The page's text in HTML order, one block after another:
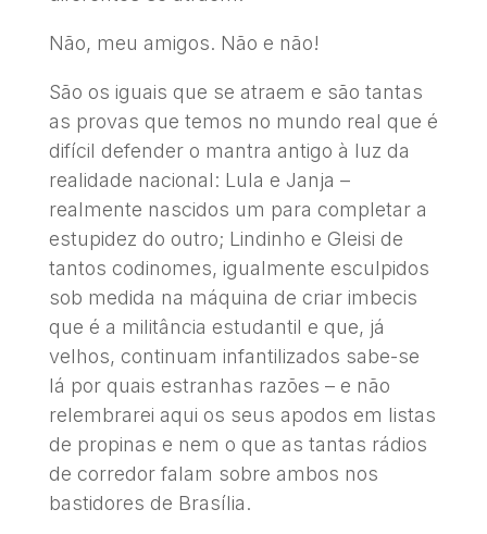
Não, meu amigos. Não e não!
São os iguais que se atraem e são tantas
as provas que temos no mundo real que é
difícil defender o mantra antigo à luz da
realidade nacional: Lula e Janja –
realmente nascidos um para completar a
estupidez do outro; Lindinho e Gleisi de
tantos codinomes, igualmente esculpidos
sob medida na máquina de criar imbecis
que é a militância estudantil e que, já
velhos, continuam infantilizados sabe-se
lá por quais estranhas razões – e não
relembrarei aqui os seus apodos em listas
de propinas e nem o que as tantas rádios
de corredor falam sobre ambos nos
bastidores de Brasília.